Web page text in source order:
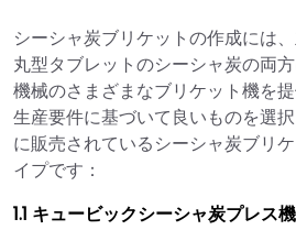
シーシャ炭ブリケットの作成には
丸型タブレットのシーシャ炭の両
機械のさまざまなブリケット機を
生産要件に基づいて良いものを選
に販売されているシーシャ炭ブリ
イプです：
1.1 キュービックシーシャ炭プレス機